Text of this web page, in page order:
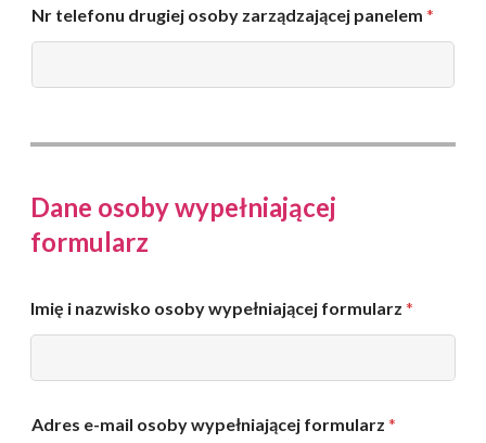
m
u
ą
j
s
t
ę
o
p
n
u
Nr telefonu drugiej osoby zarządzającej panelem *
Dane osoby wypełniającej
formularz
Imię i nazwisko osoby wypełniającej formularz *
a
Adres e-mail osoby wypełniającej formularz *